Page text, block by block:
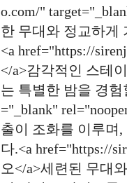
o.com/"
한 무대와 정교하게
<a href="https://
</a>감각적인 스테
는 특별한 밤을 경험
="_blank"
출이 조화를 이루며
다.<a href="https://
오</a>세련된 무대